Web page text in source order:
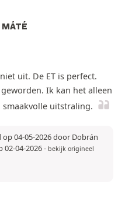
MÁTÉ
uit. De ET is perfect.
Ik kan het alleen
smaakvolle uitstraling.
04-05-2026 door Dobrán
02-04-2026- bekijk origineel